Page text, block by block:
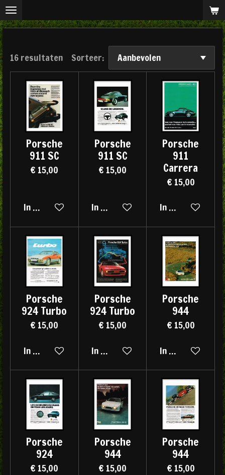
Ga
direct
de
16 resultaten Sorteer:
Porsche
911 SC
€ 15,00
In winkelwagen
Porsche
911 SC
€ 15,00
In winkelwagen
Porsche
911
Carrera
€ 15,00
In winkelwagen
Porsche
924 Turbo
€ 15,00
In winkelwagen
Porsche
924 Turbo
€ 15,00
In winkelwagen
Porsche
944
€ 15,00
In winkelwagen
Porsche
924
€ 15,00
Porsche
944
€ 15,00
Porsche
944
€ 15,00